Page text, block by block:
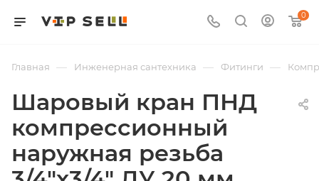
0
Главная — Инженерная сантехника — Фитинги —
Шаровый кран ПНД
компрессионный
наружная резьба